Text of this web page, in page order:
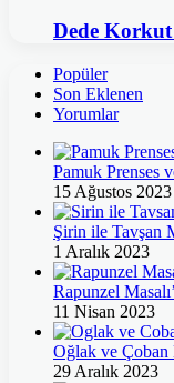
Dede
Popüler
Son Eklenen
Yorumlar
Pamuk Prenses
15 Ağustos 2023
Şirin ile Tavşan
1 Aralık 2023
Rapunzel
11 Nisan 2023
Oğlak ve Çoban
29 Aralık 2023